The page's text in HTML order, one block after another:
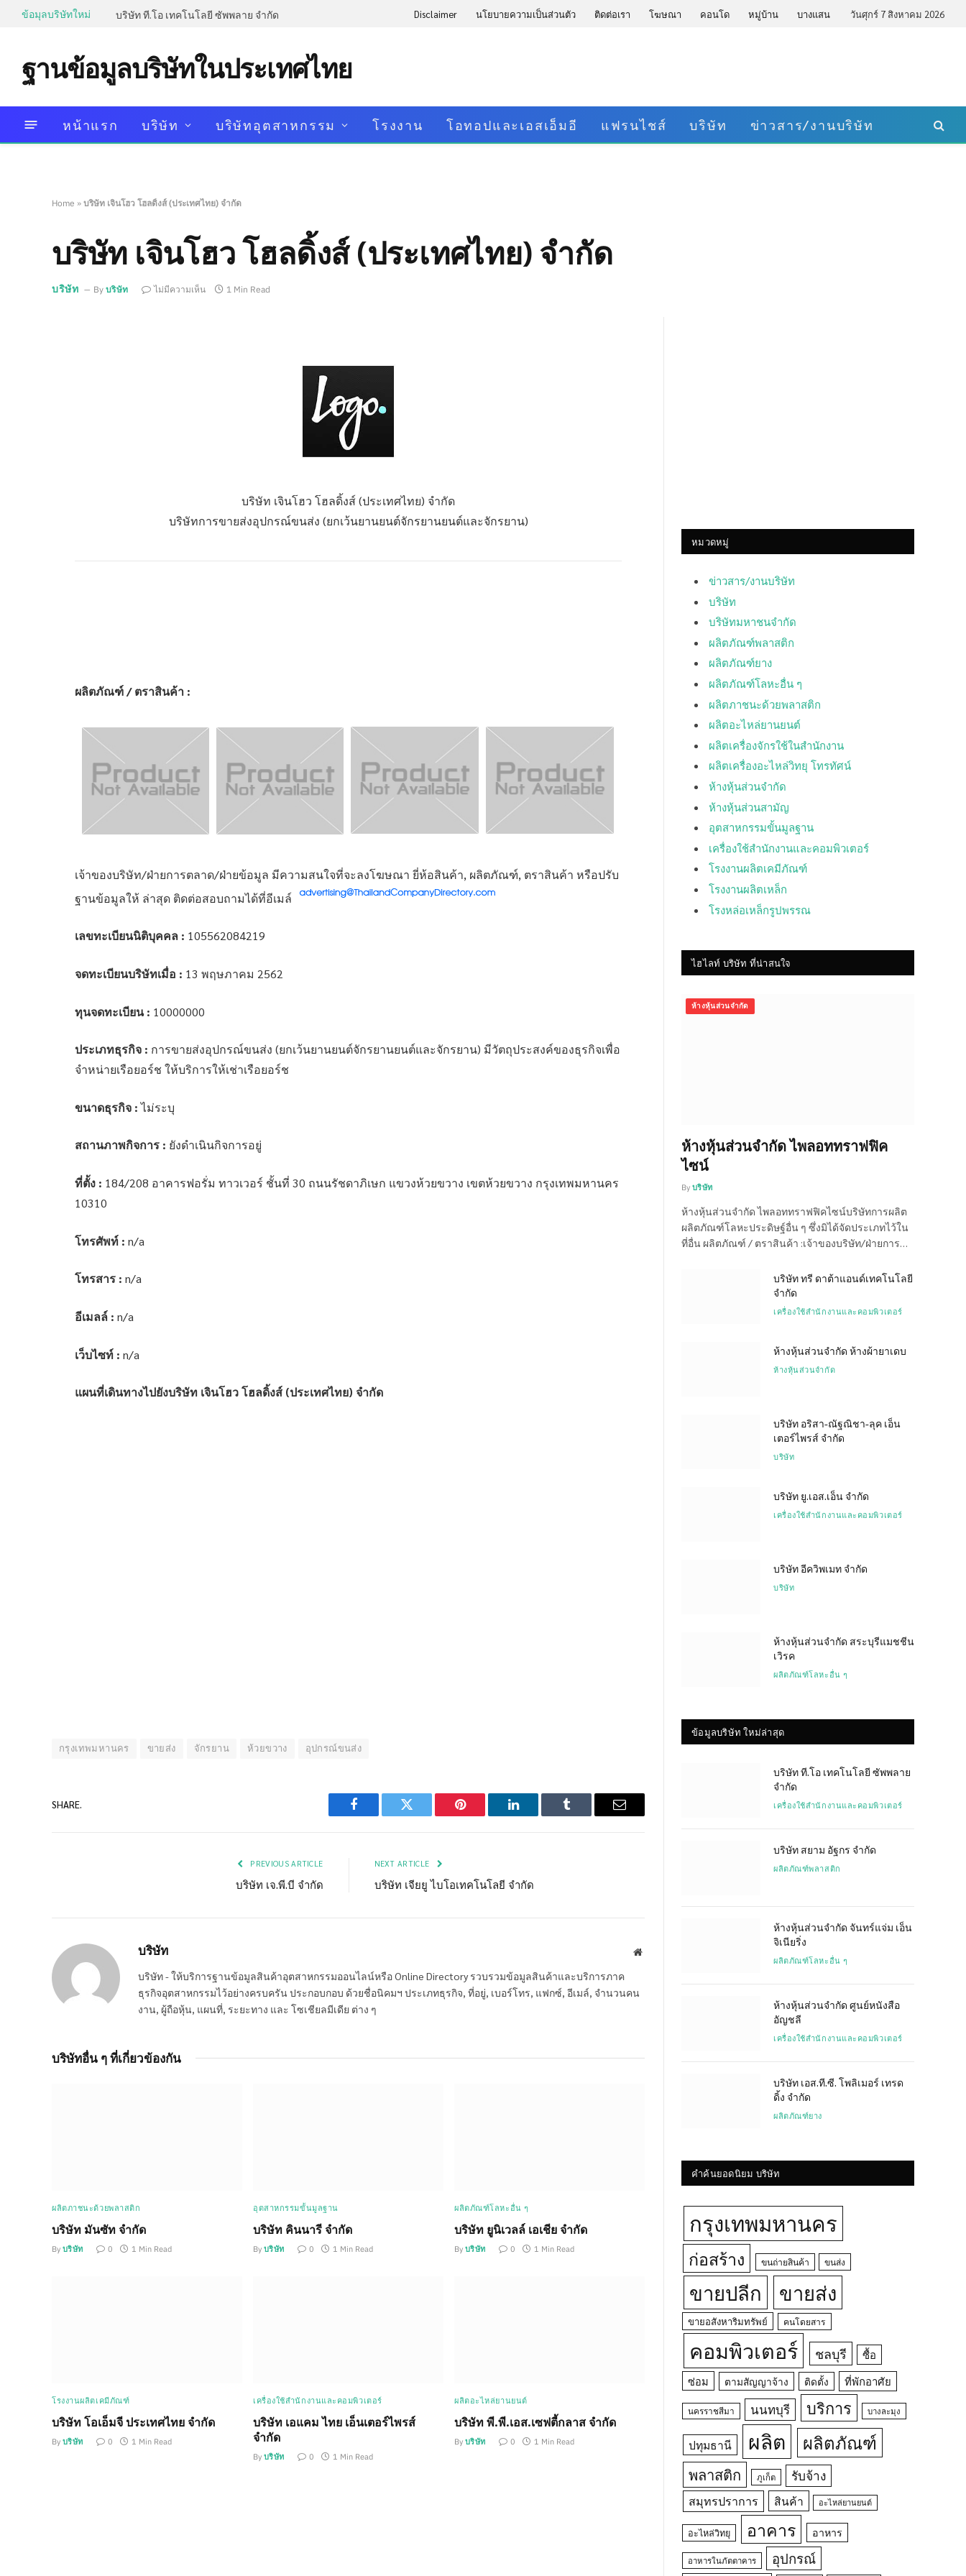
ข้อมุลบริษัทใหม่ บริษัท ที.โอ เทคโนโลยี ซัพพลาย จำกัด Disclaimer นโยบายความเป็นส่วนตัว ติดต่อเรา โฆษณา คอนโด หมู่บ้าน บางแสน วันศุกร์ 7 สิงหาคม 2026
ฐานข้อมูลบริษัทในประเทศไทย
หน้าแรก บริษัท บริษัทอุตสาหกรรม โรงงาน โอทอปและเอสเอ็มอี แฟรนไชส์ บริษัท ข่าวสาร/งานบริษัท
Home » บริษัท เจินโฮว โฮลดิ้งส์ (ประเทศไทย) จำกัด
บริษัท เจินโฮว โฮลดิ้งส์ (ประเทศไทย) จำกัด
บริษัท By บริษัท ไม่มีความเห็น 1 Min Read
บริษัท เจินโฮว โฮลดิ้งส์ (ประเทศไทย) จำกัด
บริษัทการขายส่งอุปกรณ์ขนส่ง (ยกเว้นยานยนต์จักรยานยนต์และจักรยาน)
ผลิตภัณฑ์ / ตราสินค้า :
เจ้าของบริษัท/ฝ่ายการตลาด/ฝ่ายข้อมูล มีความสนใจที่จะลงโฆษณา ยี่ห้อสินค้า, ผลิตภัณฑ์, ตราสินค้า หรือปรับ
ฐานข้อมูลให้ ล่าสุด ติดต่อสอบถามได้ที่อีเมล์
เลขทะเบียนนิติบุคคล : 105562084219
จดทะเบียนบริษัทเมื่อ : 13 พฤษภาคม 2562
ทุนจดทะเบียน : 10000000
ประเภทธุรกิจ : การขายส่งอุปกรณ์ขนส่ง (ยกเว้นยานยนต์จักรยานยนต์และจักรยาน) มีวัตถุประสงค์ของธุรกิจเพื่อ
จำหน่ายเรือยอร์ช ให้บริการให้เช่าเรือยอร์ช
ขนาดธุรกิจ :ไม่ระบุ
สถานภาพกิจการ : ยังดำเนินกิจการอยู่
ที่ตั้ง : 184/208 อาคารฟอรั่ม ทาวเวอร์ ชั้นที่ 30 ถนนรัชดาภิเษก แขวงห้วยขวาง เขตห้วยขวาง กรุงเทพมหานคร
10310
โทรศัพท์ : n/a
โทรสาร : n/a
อีเมลล์ : n/a
เว็บไซท์ : n/a
แผนที่เดินทางไปยังบริษัท เจินโฮว โฮลดิ้งส์ (ประเทศไทย) จำกัด
กรุงเทพมหานคร ขายส่ง จักรยาน ห้วยขวาง อุปกรณ์ขนส่ง
SHARE.
Facebook Twitter Pinterest LinkedIn Tumblr Email
PREVIOUS ARTICLE
บริษัท เจ.พี.บี จำกัด
NEXT ARTICLE
บริษัท เจียยู ไบโอเทคโนโลยี จำกัด
บริษัท Website
บริษัท - ให้บริการฐานข้อมูลสินค้าอุตสาหกรรมออนไลน์หรือ Online Directory รวบรวมข้อมูลสินค้าและบริการภาค
ธุรกิจอุตสาหกรรมไว้อย่างครบครัน ประกอบกอบ ด้วยชื่อนิคมฯ ประเภทธุรกิจ, ที่อยู่, เบอร์โทร, แฟกซ์, อีเมล์, จำนวนคน
งาน, ผู้ถือหุ้น, แผนที่, ระยะทาง และ โซเชียลมีเดีย ต่าง ๆ
บริษัทอื่น ๆ ที่เกี่ยวข้องกัน
ผลิตภาชนะด้วยพลาสติก
บริษัท มันซัท จำกัด
By บริษัท 0 1 Min Read
อุตสาหกรรมขั้นมูลฐาน
บริษัท คินนารี จำกัด
By บริษัท 0 1 Min Read
ผลิตภัณฑ์โลหะอื่น ๆ
บริษัท ยูนิเวลล์ เอเชีย จำกัด
By บริษัท 0 1 Min Read
โรงงานผลิตเคมีภัณฑ์
บริษัท โอเอ็มจี ประเทศไทย จำกัด
By บริษัท 0 1 Min Read
เครื่องใช้สำนักงานและคอมพิวเตอร์
บริษัท เอแคม ไทย เอ็นเตอร์ไพรส์
จำกัด
By บริษัท 0 1 Min Read
ผลิตอะไหล่ยานยนต์
บริษัท พี.พี.เอส.เซฟตี้กลาส จำกัด
By บริษัท 0 1 Min Read
หมวดหมู่
ข่าวสาร/งานบริษัท
บริษัท
บริษัทมหาชนจำกัด
ผลิตภัณฑ์พลาสติก
ผลิตภัณฑ์ยาง
ผลิตภัณฑ์โลหะอื่น ๆ
ผลิตภาชนะด้วยพลาสติก
ผลิตอะไหล่ยานยนต์
ผลิตเครื่องจักรใช้ในสำนักงาน
ผลิตเครื่องอะไหล่วิทยุ โทรทัศน์
ห้างหุ้นส่วนจำกัด
ห้างหุ้นส่วนสามัญ
อุตสาหกรรมขั้นมูลฐาน
เครื่องใช้สำนักงานและคอมพิวเตอร์
โรงงานผลิตเคมีภัณฑ์
โรงงานผลิตเหล็ก
โรงหล่อเหล็กรูปพรรณ
ไฮไลท์ บริษัท ที่น่าสนใจ
ห้างหุ้นส่วนจำกัด
ห้างหุ้นส่วนจำกัด ไพลอททราฟฟิค
ไซน์
By บริษัท
ห้างหุ้นส่วนจำกัด ไพลอททราฟฟิคไซน์บริษัทการผลิต
ผลิตภัณฑ์โลหะประดิษฐ์อื่น ๆ ซึ่งมิได้จัดประเภทไว้ใน
ที่อื่น ผลิตภัณฑ์ / ตราสินค้า :เจ้าของบริษัท/ฝ่ายการ…
บริษัท ทรี ดาต้าแอนด์เทคโนโลยี
จำกัด
เครื่องใช้สำนักงานและคอมพิวเตอร์
ห้างหุ้นส่วนจำกัด ห้างผ้ายาเดบ
ห้างหุ้นส่วนจำกัด
บริษัท อริสา-ณัฐณิชา-ลุค เอ็น
เตอร์ไพรส์ จำกัด
บริษัท
บริษัท ยู.เอส.เอ็น จำกัด
เครื่องใช้สำนักงานและคอมพิวเตอร์
บริษัท อีควิพเมท จำกัด
บริษัท
ห้างหุ้นส่วนจำกัด สระบุรีแมชชีน
เวิรค
ผลิตภัณฑ์โลหะอื่น ๆ
ข้อมูลบริษัท ใหม่ล่าสุด
บริษัท ที.โอ เทคโนโลยี ซัพพลาย
จำกัด
เครื่องใช้สำนักงานและคอมพิวเตอร์
บริษัท สยาม อัฐกร จำกัด
ผลิตภัณฑ์พลาสติก
ห้างหุ้นส่วนจำกัด จันทร์แจ่ม เอ็น
จิเนียริ่ง
ผลิตภัณฑ์โลหะอื่น ๆ
ห้างหุ้นส่วนจำกัด ศูนย์หนังสือ
อัญชลี
เครื่องใช้สำนักงานและคอมพิวเตอร์
บริษัท เอส.ที.ซี. โพลิเมอร์ เทรด
ดิ้ง จำกัด
ผลิตภัณฑ์ยาง
คำค้นยอดนิยม บริษัท
กรุงเทพมหานคร
ก่อสร้าง ขนถ่ายสินค้า ขนส่ง
ขายปลีก ขายส่ง
ขายอสังหาริมทรัพย์ คนโดยสาร
คอมพิวเตอร์ ชลบุรี
ซื้อ
ซ่อม
ตามสัญญาจ้าง ติดตั้ง ที่พักอาศัย
นครราชสีมา นนทบุรี บริการ บางละมุง
ปทุมธานี ผลิต ผลิตภัณฑ์
พลาสติก ภูเก็ต รับจ้าง
สมุทรปราการ สินค้า อะไหล่ยานยนต์
อะไหล่วิทยุ อาคาร อาหาร
อาหารในภัตตาคาร อุปกรณ์